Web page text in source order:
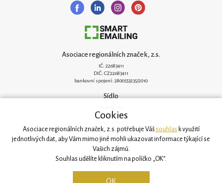
Asociace regionálních značek, z.s.
IČ: 22683411
DIČ: CZ22683411
bankovní spojení: 2800553235/2010
Sídlo
251 62 Mukařov
Kancelář
Svatovítská 906/6
160 00 Praha 6
Cookies
Asociace regionálních značek, z.s. potřebuje Vášsouhlas k využití
jednotlivých dat, aby Vám mimo jiné mohli ukazovat informace týkající se
Vašich zájmů.
Souhlas udělíte kliknutím na políčko „OK“.
OK